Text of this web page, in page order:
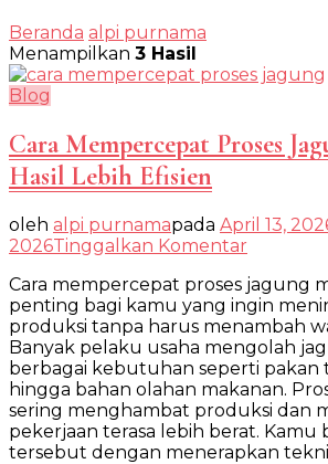
Beranda alpi purnama
Menampilkan 3 Hasil
Blog
Cara Mempercepat Proses
Hasil Lebih Efisien
oleh alpi purnamapada April 13,
2026Tinggalkan Komentar
Proses
Jagung
untuk
Hasil
Lebih
Efisien
Cara mempercepat proses jagung
penting bagi kamu yang ingin
produksi tanpa harus menambah
Banyak pelaku usaha mengolah
berbagai kebutuhan seperti pakan
hingga bahan olahan makanan.
sering menghambat produksi dan
pekerjaan terasa lebih berat. Kamu
tersebut dengan menerapkan